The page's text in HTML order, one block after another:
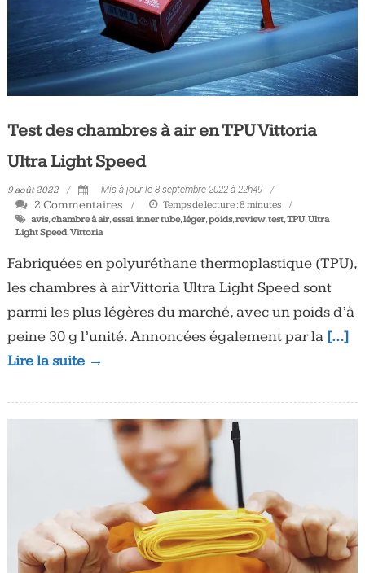
Test des chambres à air en TPU Vittoria
Ultra Light Speed
9 août 2022 Mis à jour le 8 septembre 2022 à 22h49
2 Commentaires Temps de lecture :8 minutes
avis,chambre à air,essai,inner tube,léger,poids,review,test,TPU,Ultra
Light Speed,Vittoria
Fabriquées en polyuréthane thermoplastique (TPU),
les chambres à air Vittoria Ultra Light Speed sont
parmi les plus légères du marché, avec un poids d’à
peine 30 g l’unité. Annoncées également par la […]
Lire la suite →